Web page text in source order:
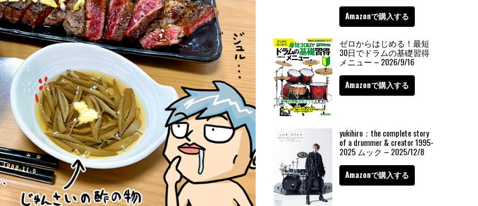
Amazonで購入する
ゼロからはじめる！最短
30日でドラムの基礎習得
メニュー – 2026/9/16
Amazonで購入する
yukihiro：the complete story
of a drummer & creator 1995-
2025 ムック – 2025/12/8
Amazonで購入する